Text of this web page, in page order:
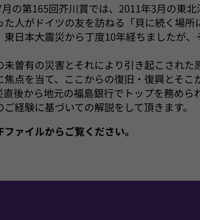
の第165回芥川賞では、2011年3月の東
人がドイツの友を訪ねる「貝に続く場所
日本大震災から丁度10年経ちましたが
曽有の災害とそれにより引き起こされた
点を当て、ここからの復旧・復興とそこ
後から地元の福島銀行でトップを務めら
経験に基づいての解説をして頂きます。
ァイルからご覧ください。